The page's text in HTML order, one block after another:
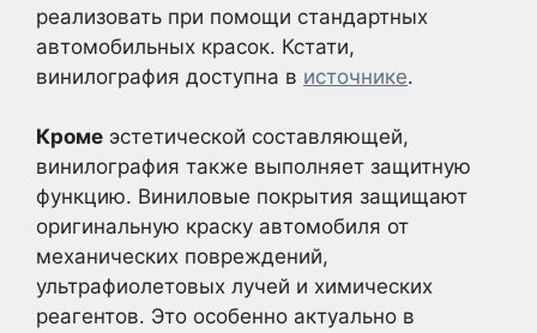
реализовать при помощи стандартных
автомобильных красок. Кстати,
винилография доступна в источнике.
Кроме эстетической составляющей,
винилография также выполняет защитную
функцию. Виниловые покрытия защищают
оригинальную краску автомобиля от
механических повреждений,
ультрафиолетовых лучей и химических
реагентов. Это особенно актуально в